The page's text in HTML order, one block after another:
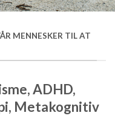
MENNESKER TIL AT
ADHD,
Metakognitiv